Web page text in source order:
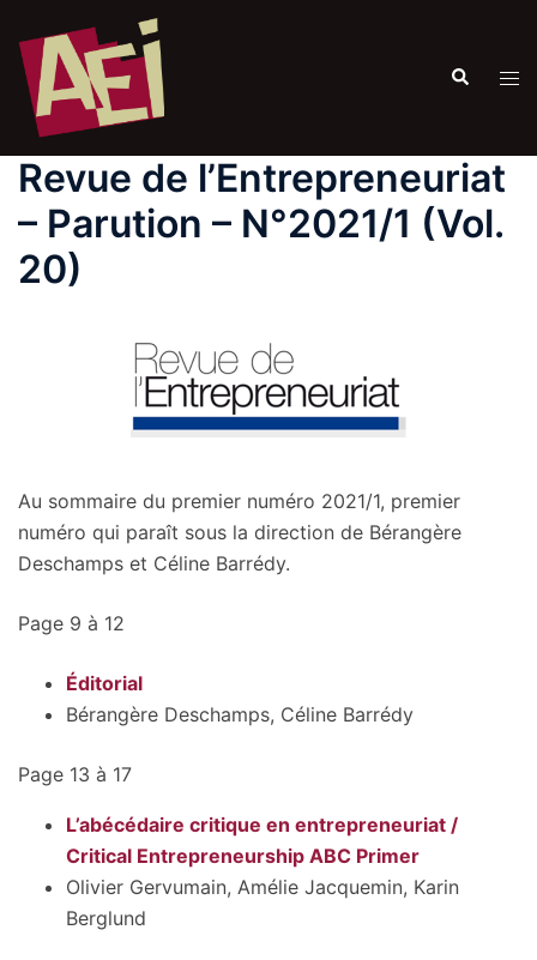
Revue de l’Entrepreneuriat
– Parution – N°2021/1 (Vol.
20)
Au sommaire du premier numéro 2021/1, premier
numéro qui paraît sous la direction de Bérangère
Deschamps et Céline Barrédy.
Page 9 à 12
Éditorial
Bérangère Deschamps, Céline Barrédy
Page 13 à 17
L’abécédaire critique en entrepreneuriat /
Critical Entrepreneurship ABC Primer
Olivier Gervumain, Amélie Jacquemin, Karin
Berglund